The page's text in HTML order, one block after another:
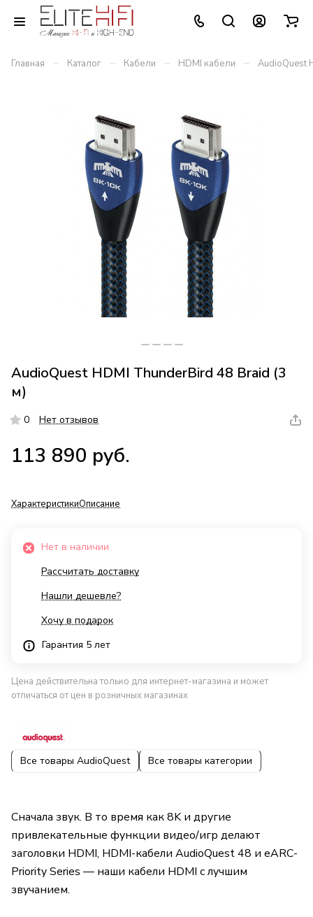
Главная – Каталог – Кабели – HDMI кабели – AudioQuest
AudioQuest HDMI ThunderBird 48 Braid (3
м)
0 Нет отзывов
113 890 руб.
ХарактеристикиОписание
Нет в наличии
Рассчитать доставку
Нашли дешевле?
Хочу в подарок
Гарантия 5 лет
Цена действительна только для интернет-магазина и может
отличаться от цен в розничных магазинах
Все товары AudioQuest Все товары категории
Сначала звук. В то время как 8K и другие
привлекательные функции видео/игр делают
заголовки HDMI, HDMI-кабели AudioQuest 48 и eARC-
Priority Series — наши кабели HDMI с лучшим
звучанием.